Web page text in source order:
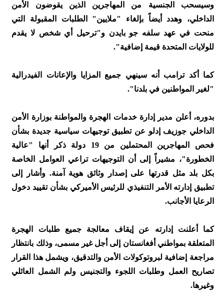
وسيسحب الجنسية من المهاجرين الذين يقوضون الأمن
الداخلي، وهدد أيضاً بإلغاء "ملايين" الطلبات المقبولة التي
منحت في عهد سلفه جو بايدن و"ترحيل أي شخص لا يقدم
للولايات المتحدة قيمة إضافية".
كما أكد ترامب أنه سينهي جميع المزايا والإعانات الفيدرالية
"لغير المواطنين في بلدنا".
بدوره، أعلن مدير إدارة خدمات الهجرة والمواطنة بوزارة الأمن
الداخلي جوزيف إدلو عن تطبيق توجيهات سياسية جديدة بشأن
فحص المهاجرين المحتملين من 19 دولة ذكر أنها "عالية
الخطورة"، مشيراً إلى أن التوجيهات تراعي العوامل الخاصة
بكل بلد مثل قدرتها على إصدار وثائق هوية آمنة. وأشار إلى
تطبيق إدارته الأمر التنفيذي للرئيس الأميركي بشأن تقييد دخول
الرعايا الأجانب.
كما أعلنت إدارته عن إيقاف معالجة جميع طلبات الهجرة
المتعلقة بمواطني أفغانستان إلى أجل غير مسمى، وذلك بانتظار
مراجعة إضافية لبروتوكولات الأمن والتدقيق، ويشمل هذا القرار
تصاريح العمل وطلبات اللجوء والتجنيس ولم الشمل العائلي
وغيرها.